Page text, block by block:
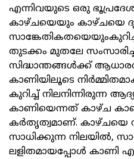
എന്നിവയുടെ ഒരു
കാഴ്ചയെയും കാഴ്ചയെ
തുടക്കം മുതലേ
സിദ്ധാന്തങ്ങൾക്ക്
കാണിയിലൂടെ
കുറിച്ച് നിലനിന്നിരുന്ന
കാണിയെന്നത് കാഴ്ച
കർതൃത്വമാണ്. കാഴ്ചയെ
സാധിക്കുന്ന നിലയിൽ,
ലളിതമായപ്പോൾ കാണി